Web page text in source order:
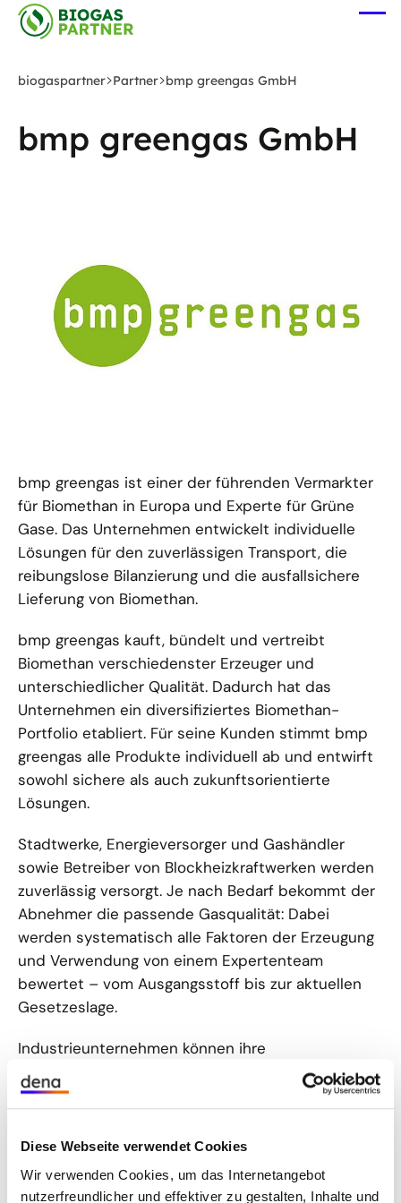
Diese Webseite verwendet Cookies
Wir verwenden Cookies, um das Internetangebot
nutzerfreundlicher und effektiver zu gestalten, Inhalte und
Zum
Hauptinhalt
biogaspartner Partner bmp greengas GmbH
bmp greengas GmbH
bmp greengas ist einer der führenden Vermarkter
für Biomethan in Europa und Experte für Grüne
Gase. Das Unternehmen entwickelt individuelle
Lösungen für den zuverlässigen Transport, die
reibungslose Bilanzierung und die ausfallsichere
Lieferung von Biomethan.
bmp greengas kauft, bündelt und vertreibt
Biomethan verschiedenster Erzeuger und
unterschiedlicher Qualität. Dadurch hat das
Unternehmen ein diversifiziertes Biomethan-
Portfolio etabliert. Für seine Kunden stimmt bmp
greengas alle Produkte individuell ab und entwirft
sowohl sichere als auch zukunftsorientierte
Lösungen.
Stadtwerke, Energieversorger und Gashändler
sowie Betreiber von Blockheizkraftwerken werden
zuverlässig versorgt. Je nach Bedarf bekommt der
Abnehmer die passende Gasqualität: Dabei
werden systematisch alle Faktoren der Erzeugung
und Verwendung von einem Expertenteam
bewertet – vom Ausgangsstoff bis zur aktuellen
Gesetzeslage.
Industrieunternehmen können ihre
Nachhaltigkeitsziele erreichen und ihre
Emissionsverpflichtungen erfüllen, indem sie
maßgeschneiderte Biomethanlösungen und
auf Biomethan für die gesamte Produktion oder